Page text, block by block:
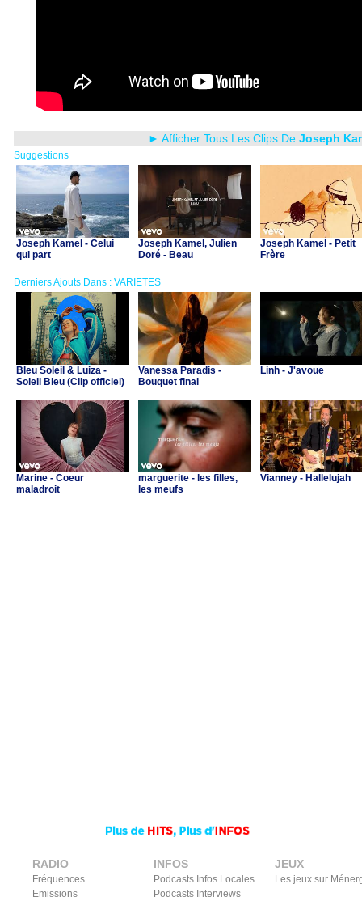
► Afficher Tous Les Clips De Joseph
Suggestions
Joseph Kamel - Celui
qui part
Joseph Kamel, Julien
Doré - Beau
Joseph Kamel - Petit
Frère
Derniers Ajouts Dans : VARIETES
Bleu Soleil & Luiza -
Soleil Bleu (Clip officiel)
Vanessa Paradis -
Bouquet final
Linh - J'avoue
Marine - Coeur
maladroit
marguerite - les filles,
les meufs
Vianney - Hallelujah
RADIO
Fréquences
Emissions
INFOS
Podcasts Infos Locales
Podcasts Interviews
JEUX
Les jeux sur